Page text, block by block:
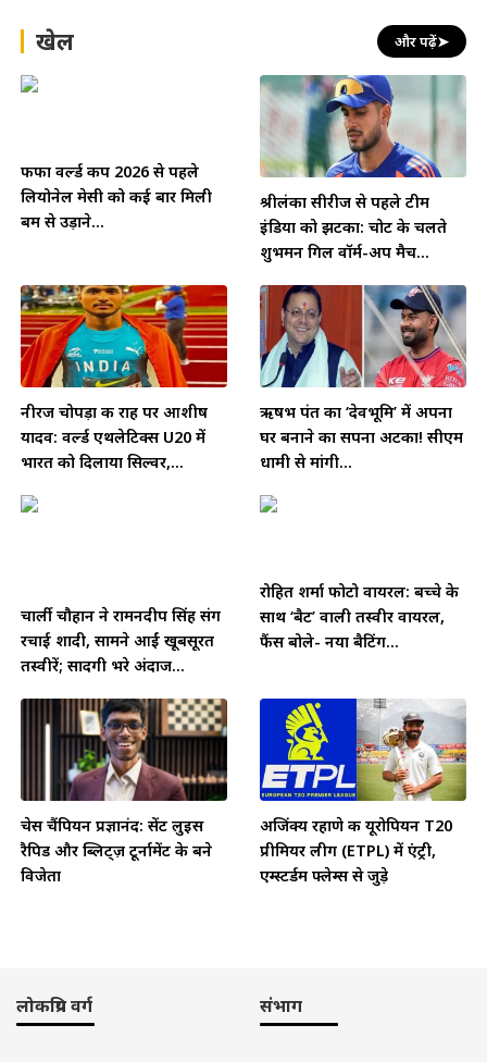
खेल और पढ़ें➤
फीफा वर्ल्ड कप 2026 से पहले
लियोनेल मेसी को कई बार मिली
बम से उड़ाने...
श्रीलंका सीरीज से पहले टीम
इंडिया को झटका: चोट के चलते
शुभमन गिल वॉर्म-अप मैच...
नीरज चोपड़ा की राह पर आशीष
यादव: वर्ल्ड एथलेटिक्स U20 में
भारत को दिलाया सिल्वर,...
ऋषभ पंत का ‘देवभूमि’ में अपना
घर बनाने का सपना अटका! सीएम
धामी से मांगी...
चार्ली चौहान ने रामनदीप सिंह संग
रचाई शादी, सामने आईं खूबसूरत
तस्वीरें; सादगी भरे अंदाज...
रोहित शर्मा फोटो वायरल: बच्चे के
साथ ‘बैट’ वाली तस्वीर वायरल,
फैंस बोले- नया बैटिंग...
चेस चैंपियन प्रज्ञानंद: सेंट लुइस
रैपिड और ब्लिट्ज़ टूर्नामेंट के बने
विजेता
अजिंक्य रहाणे की यूरोपियन T20
प्रीमियर लीग (ETPL) में एंट्री,
एम्स्टर्डम फ्लेम्स से जुड़े
लोकप्रिय वर्ग संभाग